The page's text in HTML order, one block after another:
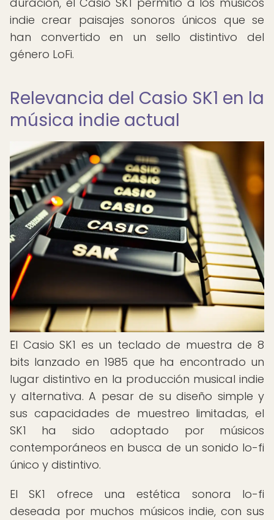
indie crear paisajes sonoros únicos que se
han convertido en un sello distintivo del
género LoFi.
Relevancia del Casio SK1 en la
música indie actual
El Casio SK1 es un teclado de muestra de 8
bits lanzado en 1985 que ha encontrado un
lugar distintivo en la producción musical indie
y alternativa. A pesar de su diseño simple y
sus capacidades de muestreo limitadas, el
SK1 ha sido adoptado por músicos
contemporáneos en busca de un sonido lo-fi
único y distintivo.
El SK1 ofrece una estética sonora lo-fi
deseada por muchos músicos indie, con sus